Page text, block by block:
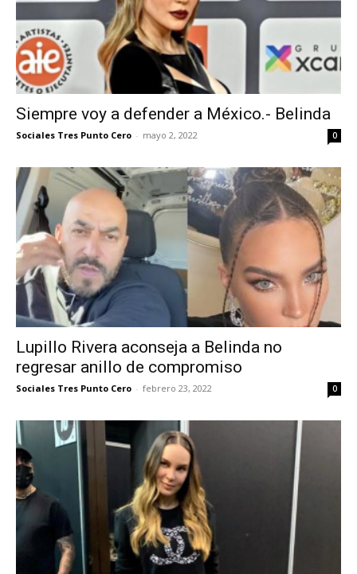
Siempre voy a defender a México.- Belinda
Sociales Tres Punto Cero - mayo 2, 2022 0
Lupillo Rivera aconseja a Belinda no
regresar anillo de compromiso
Sociales Tres Punto Cero - febrero 23, 2022 0